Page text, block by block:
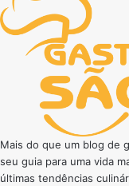
Mais do que um blog de
seu guia para uma vida
últimas tendências